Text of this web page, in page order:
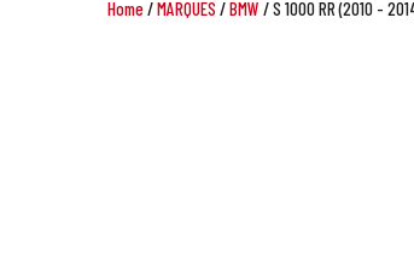
Home/MARQUES /BMW /S 1000 RR (2010 -